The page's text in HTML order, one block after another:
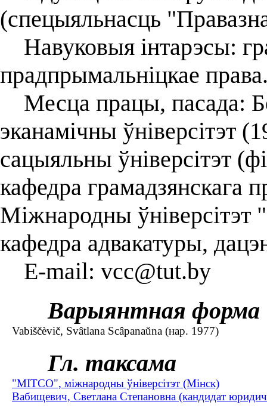
(спецыяльнасць
Навуковыя інтарэсы:
прадпрымальніцкае
Месца працы, пасада:
эканамічны ўніверсітэт
сацыяльны ўніверсітэт
кафедра грамадзянскага
Міжнародны
кафедра адвакатуры,
E-mail: vcc@tut.by
Варыянтная форма
Vabiščèvič, Svâtlana Scâpanaŭna (нар. 1977)
Гл. таксама
"МІТСО", міжнародны ўніверсітэт (Мінск)
Вабищевич, Светлана Степановна (кандидат